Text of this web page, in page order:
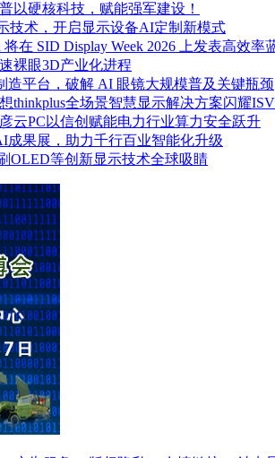
以硬核科技，赋能强军建设！
技术，开启显示设备AI定制新模式
将在 SID Display Week 2026 上发表高效
裸眼3D产业化进程
造平台，破解 AI 眼镜大规模普及关键瓶颈
thinkplus全场景智慧显示解决方案闪耀
云PC以信创赋能电力行业算力安全跃升
成果展，助力千行百业智能化升级
OLED等创新显示技术全球吸睛